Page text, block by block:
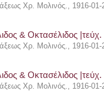
Χρ. Μολινός., 1916-01-
& Οκτασέλιδος
Χρ. Μολινός., 1916-01-
& Οκτασέλιδος
Χρ. Μολινός., 1916-01-